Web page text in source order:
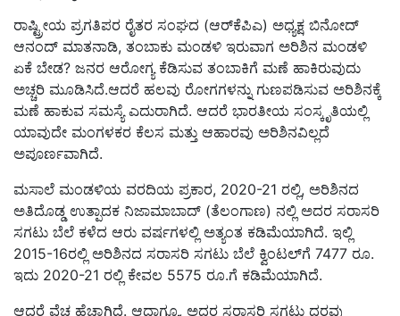
ರಾಷ್ಟ್ರೀಯ ಪ್ರಗತಿಪರ ರೈತರ ಸಂಘದ (ಆರ್‌ಕೆಪಿಎ) ಅಧ್ಯಕ್ಷ ಬಿನೋದ್
ಆನಂದ್ ಮಾತನಾಡಿ, ತಂಬಾಕು ಮಂಡಳಿ ಇರುವಾಗ ಅರಿಶಿನ ಮಂಡಳಿ
ಏಕೆ ಬೇಡ? ಜನರ ಆರೋಗ್ಯ ಕೆಡಿಸುವ ತಂಬಾಕಿಗೆ ಮಣೆ ಹಾಕಿರುವುದು
ಅಚ್ಚರಿ ಮೂಡಿಸಿದೆ.ಆದರೆ ಹಲವು ರೋಗಗಳನ್ನು ಗುಣಪಡಿಸುವ ಅರಿಶಿನಕ್ಕೆ
ಮಣೆ ಹಾಕುವ ಸಮಸ್ಯೆ ಎದುರಾಗಿದೆ. ಆದರೆ ಭಾರತೀಯ ಸಂಸ್ಕೃತಿಯಲ್ಲಿ
ಯಾವುದೇ ಮಂಗಳಕರ ಕೆಲಸ ಮತ್ತು ಆಹಾರವು ಅರಿಶಿನವಿಲ್ಲದೆ
ಅಪೂರ್ಣವಾಗಿದೆ.
ಮಸಾಲೆ ಮಂಡಳಿಯ ವರದಿಯ ಪ್ರಕಾರ, 2020-21 ರಲ್ಲಿ, ಅರಿಶಿನದ
ಅತಿದೊಡ್ಡ ಉತ್ಪಾದಕ ನಿಜಾಮಾಬಾದ್ (ತೆಲಂಗಾಣ) ನಲ್ಲಿ ಅದರ ಸರಾಸರಿ
ಸಗಟು ಬೆಲೆ ಕಳೆದ ಆರು ವರ್ಷಗಳಲ್ಲಿ ಅತ್ಯಂತ ಕಡಿಮೆಯಾಗಿದೆ. ಇಲ್ಲಿ
2015-16ರಲ್ಲಿ ಅರಿಶಿನದ ಸರಾಸರಿ ಸಗಟು ಬೆಲೆ ಕ್ವಿಂಟಲ್‌ಗೆ 7477 ರೂ.
ಇದು 2020-21 ರಲ್ಲಿ ಕೇವಲ 5575 ರೂ.ಗೆ ಕಡಿಮೆಯಾಗಿದೆ.
ಆದರೆ ವೆಚ್ಚ ಹೆಚ್ಚಾಗಿದೆ. ಆದಾಗ್ಯೂ, ಅದರ ಸರಾಸರಿ ಸಗಟು ದರವು